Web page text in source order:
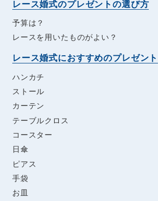
レース婚式のプレゼントの選び方
予算は？
レースを用いたものがよい？
レース婚式におすすめのプレゼント
ハンカチ
ストール
カーテン
テーブルクロス
コースター
日傘
ピアス
手袋
お皿